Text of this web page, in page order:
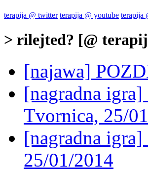
terapija @ twitter terapija @ youtube terapija
> rilejted? [@
[najawa]
[nagradna
Tvornica, 25/
[nagradna
25/01/2014